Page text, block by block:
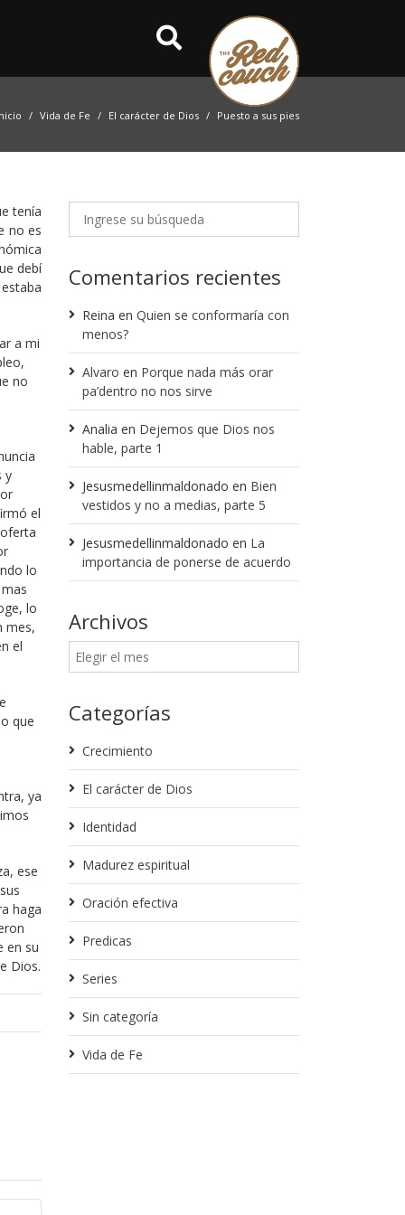
Vida de Fe El carácter de Dios Puesto a sus pies
tenía
no es
debí
a mi
no
y
el
lo
lo
mes,
el
que
ya
ese
haga
en su
Dios.
Comentarios recientes
Reina en Quien se conformaría con
menos?
Alvaro en Porque nada más orar
pa’dentro no nos sirve
Analia en Dejemos que Dios nos
hable, parte 1
Jesusmedellinmaldonado en Bien
vestidos y no a medias, parte 5
Jesusmedellinmaldonado en La
importancia de ponerse de acuerdo
Archivos
Categorías
Crecimiento
El carácter de Dios
Identidad
Madurez espiritual
Oración efectiva
Predicas
Series
Sin categoría
Vida de Fe